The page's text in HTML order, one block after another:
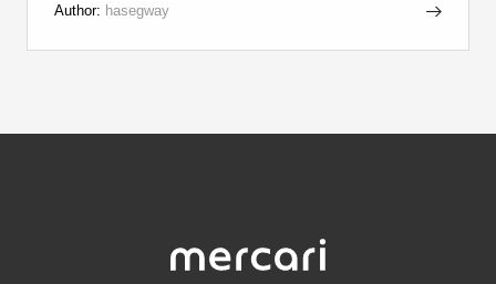
Author: hasegway